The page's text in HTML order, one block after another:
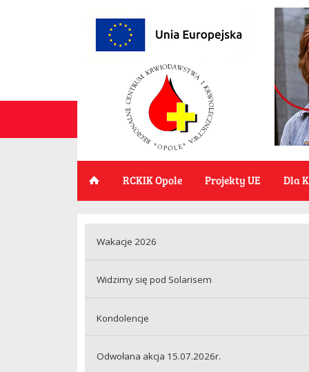
RCKIK Opole Projekty UE Dla
Wakacje 2026
Widzimy się pod Solarisem
Kondolencje
Odwołana akcja 15.07.2026r.